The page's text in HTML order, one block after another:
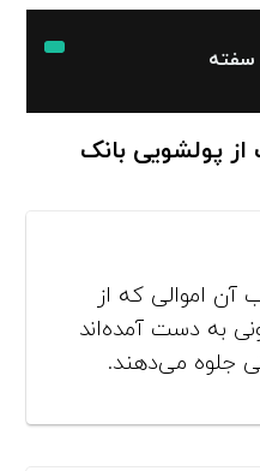
سفته
پولشویی بانک
اموالی که از
به دست آمده‌اند
جلوه می‌دهند.